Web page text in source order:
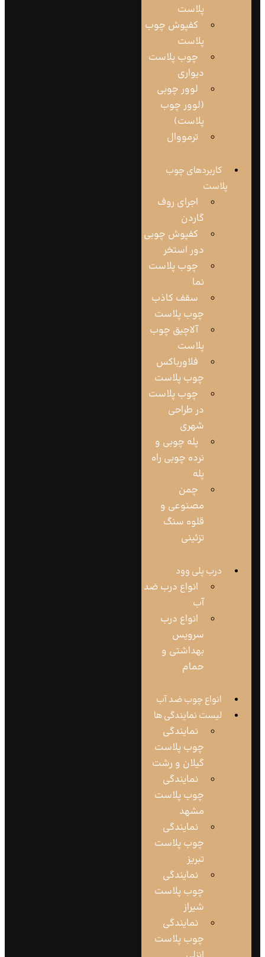
کفپوش چوب
چوب پلاست
لوور چوبی
(لوور چوب
ترمووال
کاربردهای چوب
اجرای روف
کفپوش چوبی
چوب پلاست
سقف کاذب
چوب پلاست
آلاچیق چوب
فلاورباکس
چوب پلاست
چوب پلاست
پله چوبی و
نرده چوبی راه
مصنوعی و
درب پلی وود
انواع درب ضد
انواع درب
بهداشتی و
انواع چوب ضد آب
لیست نمایندگی ها
نمایندگی
چوب پلاست
گیلان و رشت
نمایندگی
چوب پلاست
نمایندگی
چوب پلاست
نمایندگی
چوب پلاست
نمایندگی
چوب پلاست